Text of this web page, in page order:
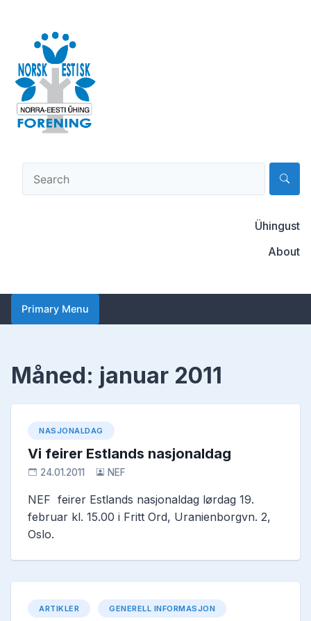
content
Norsk-estisk forening
Ühingust
About
Primary Menu
Måned: januar 2011
NASJONALDAG
Vi feirer Estlands nasjonaldag
24.01.2011 NEF
NEF feirer Estlands nasjonaldag lørdag 19.
februar kl. 15.00 i Fritt Ord, Uranienborgvn. 2,
Oslo.
ARTIKLER GENERELL INFORMASJON